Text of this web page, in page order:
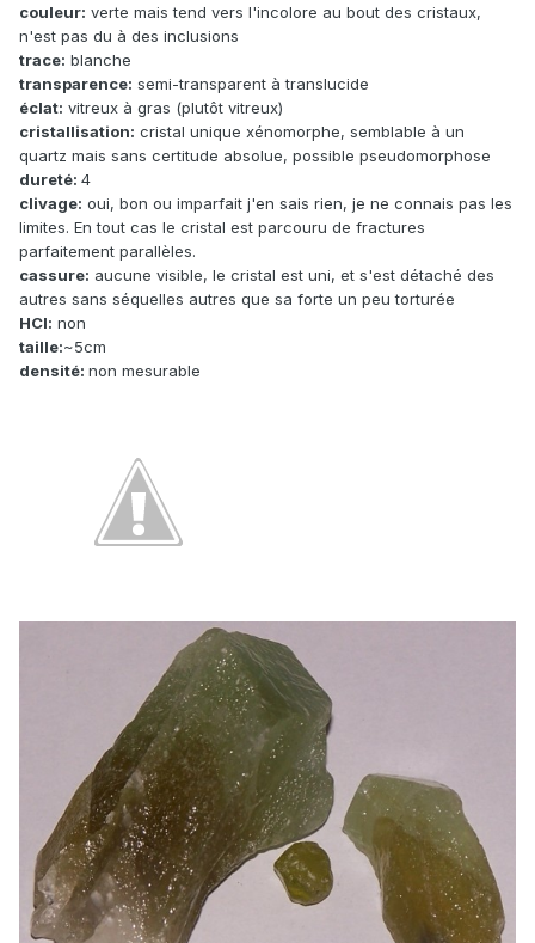
couleur: verte mais tend vers l'incolore au bout des cristaux,
n'est pas du à des inclusions
trace: blanche
transparence: semi-transparent à translucide
éclat: vitreux à gras (plutôt vitreux)
cristallisation: cristal unique xénomorphe, semblable à un
quartz mais sans certitude absolue, possible pseudomorphose
dureté: 4
clivage: oui, bon ou imparfait j'en sais rien, je ne connais pas les
limites. En tout cas le cristal est parcouru de fractures
parfaitement parallèles.
cassure: aucune visible, le cristal est uni, et s'est détaché des
autres sans séquelles autres que sa forte un peu torturée
HCl: non
taille:~5cm
densité: non mesurable